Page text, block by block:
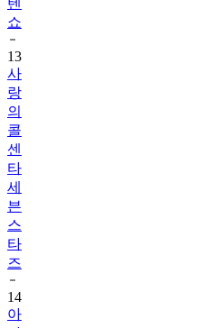
13
사
랑
의
콜
센
타
세
븐
스
타
즈
14
아
파
트